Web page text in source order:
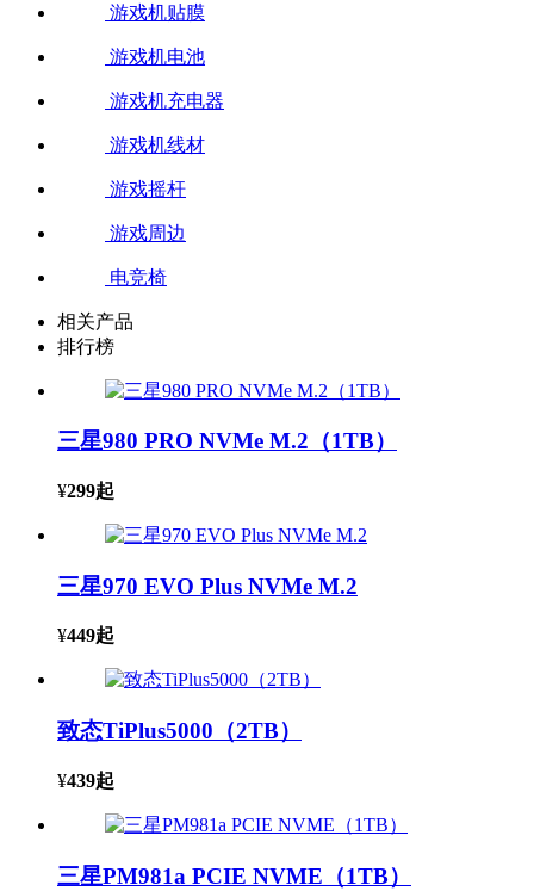
游戏机贴膜
游戏机电池
游戏机充电器
游戏机线材
游戏摇杆
游戏周边
电竞椅
相关产品
排行榜
三星980 PRO NVMe M.2（1TB）
¥299起
三星970 EVO Plus NVMe M.2
¥449起
致态TiPlus5000（2TB）
¥439起
三星PM981a PCIE NVME（1TB）